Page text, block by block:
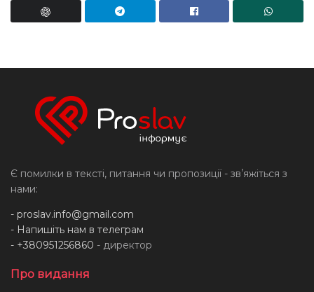
Є помилки в тексті, питання чи пропозиції - звʼяжіться з
нами:
- proslav.info@gmail.com
- Напишіть нам в телеграм
- +380951256860 - директор
Про видання